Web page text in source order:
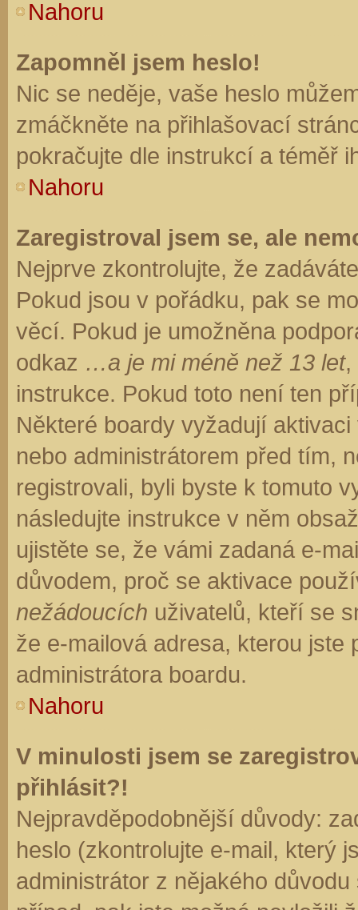
Nahoru
Zapomněl jsem heslo!
Nic se neděje, vaše heslo
zmáčkněte na přihlašovací
pokračujte dle instrukcí a téměř
Nahoru
Zaregistroval jsem se, ale
Nejprve zkontrolujte, že
Pokud jsou v pořádku, pak se
věcí. Pokud je umožněna
odkaz …a je mi méně než 13 let,
instrukce. Pokud toto není ten
Některé boardy vyžadují
nebo administrátorem před tím,
registrovali, byli byste k tomuto
následujte instrukce v něm
ujistěte se, že vámi zadaná e-
důvodem, proč se aktivace
nežádoucích uživatelů, kteří se
že e-mailová adresa, kterou jste
administrátora boardu.
Nahoru
V minulosti jsem se
přihlásit?!
Nejpravděpodobnější důvody:
heslo (zkontrolujte e-mail, který
administrátor z nějakého